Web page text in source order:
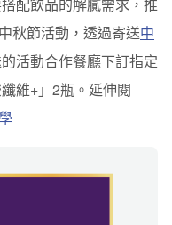
配飲品的解膩需求，推
秋節活動，透過寄送中
活動合作餐廳下訂指定
維+」2瓶。延伸閱